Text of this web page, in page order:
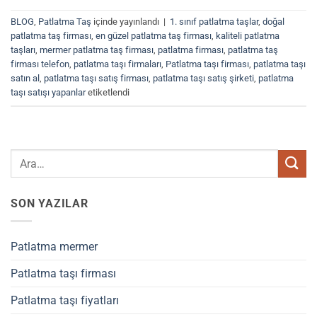
BLOG, Patlatma Taş içinde yayınlandı | 1. sınıf patlatma taşlar, doğal
patlatma taş firması, en güzel patlatma taş firması, kaliteli patlatma
taşları, mermer patlatma taş firması, patlatma firması, patlatma taş
firması telefon, patlatma taşı firmaları, Patlatma taşı firması, patlatma taşı
satın al , patlatma taşı satış firması, patlatma taşı satış şirketi, patlatma
taşı satışı yapanlaretiketlendi
SON YAZILAR
Patlatma mermer
Patlatma taşı firması
Patlatma taşı fiyatları